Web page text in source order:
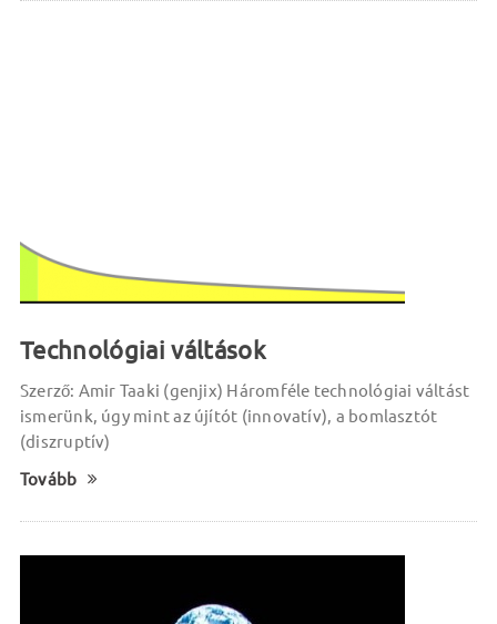
Technológiai váltások
Szerző: Amir Taaki (genjix) Háromféle technológiai váltást
ismerünk, úgy mint az újítót (innovatív), a bomlasztót
(diszruptív)
Tovább